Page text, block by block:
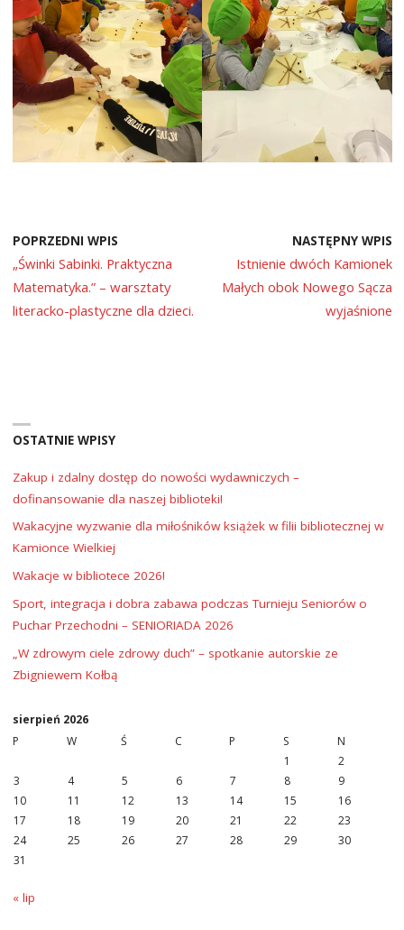
POPRZEDNI WPIS
„Świnki Sabinki. Praktyczna
Matematyka.” – warsztaty
literacko-plastyczne dla dzieci.
NASTĘPNY WPIS
Istnienie dwóch Kamionek
Małych obok Nowego Sącza
wyjaśnione
OSTATNIE WPISY
Zakup i zdalny dostęp do nowości wydawniczych –
dofinansowanie dla naszej biblioteki!
Wakacyjne wyzwanie dla miłośników książek w filii bibliotecznej w
Kamionce Wielkiej
Wakacje w bibliotece 2026!
Sport, integracja i dobra zabawa podczas Turnieju Seniorów o
Puchar Przechodni – SENIORIADA 2026
„W zdrowym ciele zdrowy duch” – spotkanie autorskie ze
Zbigniewem Kołbą
sierpień 2026
P
W Ś C P S
N
1
2
3
4 5 6 7 8
9
10
11 12 13 14 15
16
17
18 19 20 21 22
23
24
25 26 27 28 29
30
31
« lip